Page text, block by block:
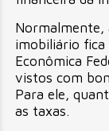
Normalmente,
imobiliário fica
Econômica
vistos com
Para ele,
as taxas.